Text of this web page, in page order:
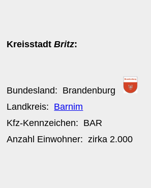
KreisstadtBritz:
Bundesland: Brandenburg
Landkreis: Barnim
Kfz-Kennzeichen: BAR
Anzahl Einwohner: zirka 2.000